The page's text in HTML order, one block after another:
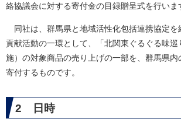
絡協議会に対する寄付金の目録贈呈式を行いま
同社は、群馬県と地域活性化包括連携協定を
貢献活動の一環として、「北関東ぐるぐる味
施）の対象商品の売り上げの一部を、群馬県内
寄付するものです。
2 日時